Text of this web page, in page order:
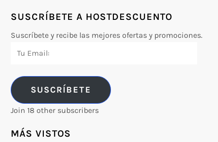
SUSCRÍBETE A HOSTDESCUENTO
Suscríbete y recibe las mejores ofertas y promociones.
SUSCRÍBETE
Join 18 other subscribers
MÁS VISTOS